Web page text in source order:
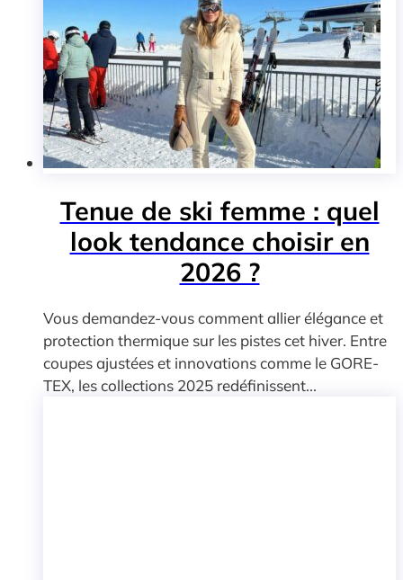
Tenue de ski femme : quel
look tendance choisir en
2026 ?
Vous demandez-vous comment allier élégance et
protection thermique sur les pistes cet hiver. Entre
coupes ajustées et innovations comme le GORE-
TEX, les collections 2025 redéfinissent...